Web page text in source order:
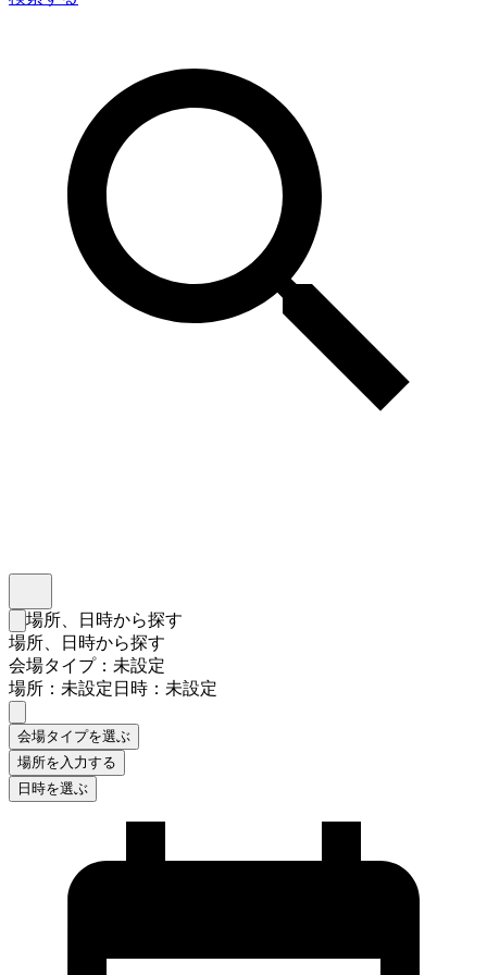
検索フォームを閉じる
場所、日時から探す
場所、日時から探す
会場タイプ：未設定
場所：未設定日時：未設定
会場タイプを選ぶ
場所を入力する
日時を選ぶ